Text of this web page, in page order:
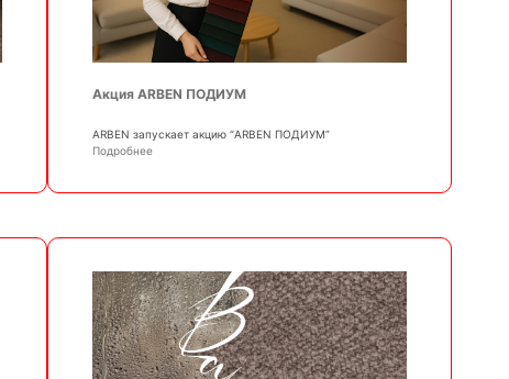
Акция ARBEN ПОДИУМ
АRBEN запускает акцию “ARBEN ПОДИУМ”
Подробнее